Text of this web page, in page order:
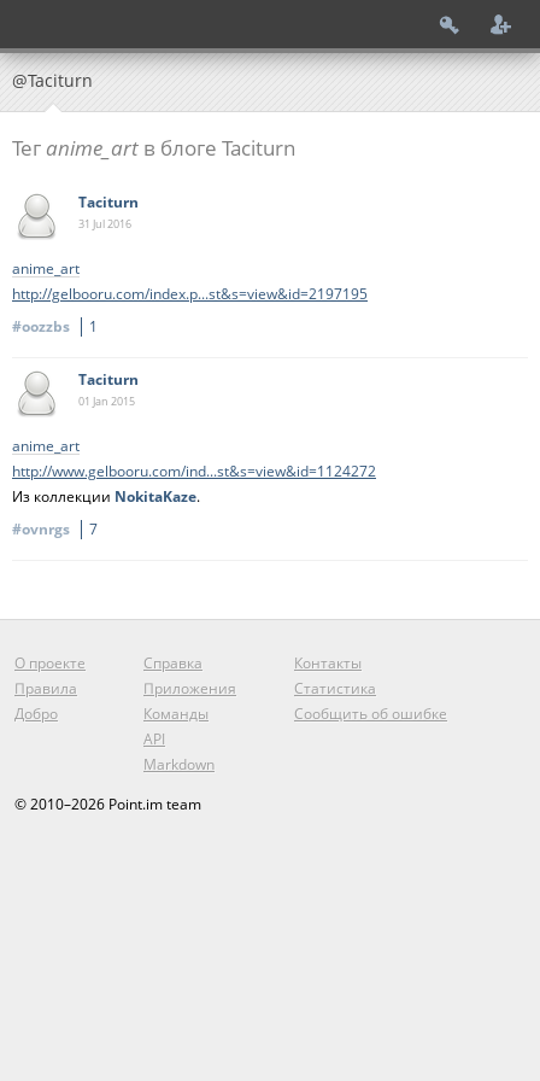
@Taciturn
Тег anime_art в блоге Taciturn
Taciturn
31 Jul2016
anime_art
http://gelbooru.com/index.p...st&s=view&id=2197195
#oozzbs
1
Taciturn
01 Jan 2015
anime_art
http://www.gelbooru.com/ind...st&s=view&id=1124272
Из коллекции NokitaKaze.
#ovnrgs
7
О проекте
Правила
Добро
Справка
Приложения
Команды
API
Markdown
Контакты
Статистика
Сообщить об ошибке
© 2010–2026 Point.im team